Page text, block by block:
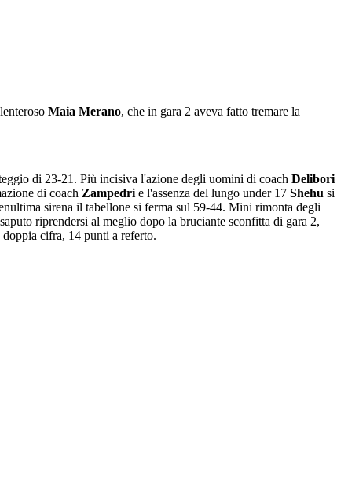
Maia Merano, che in gara 2 aveva fatto tremare la
di 23-21. Più incisiva l'azione degli uomini di coach Delibori
di coach Zampedri e l'assenza del lungo under 17 Shehu si
sirena il tabellone si ferma sul 59-44. Mini rimonta degli
riprendersi al meglio dopo la bruciante sconfitta di gara 2,
doppia cifra, 14 punti a referto.